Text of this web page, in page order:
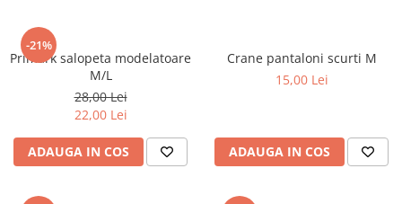
Hanorace
Lenjerii si pijamale
Pantaloni scurti
sport
Tricouri si maiouri
Rochii&Fuste/Sacouri
Salopete
Tricouri si maiouri
veste
-21%
Primark salopeta modelatoare
M/L
28,00 Lei
22,00 Lei
ADAUGA IN COS
Crane pantaloni scurti M
15,00 Lei
ADAUGA IN COS